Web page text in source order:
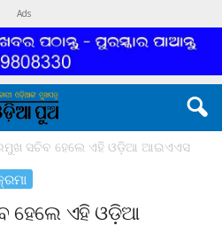
Ads
ସଚିବ ହେଲେ ଏହି ଓଡ଼ିଆ ଆଇଏଏସ
ହେଲେ ଏହି ଓଡ଼ିଆ